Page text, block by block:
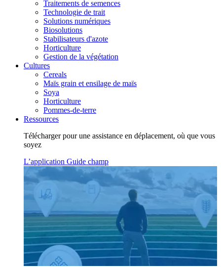
Traitements de semences
Technologie de trait
Solutions numériques
Biosolutions
Stabilisateurs d'azote
Horticulture
Gestion de la végétation
Cultures
Cereals
Maïs grain et ensilage de maïs
Soya
Horticulture
Pommes-de-terre
Ressources
Télécharger pour une assistance en déplacement, où que vous
soyez
L’application Guide champ